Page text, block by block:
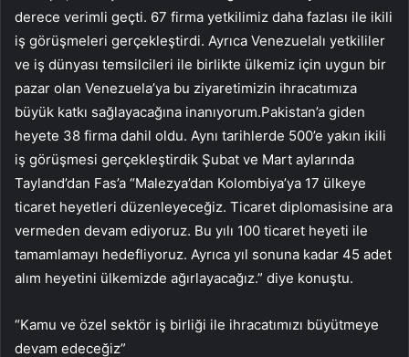
derece verimli geçti. 67 firma yetkilimiz daha fazlası ile ikili
iş görüşmeleri gerçekleştirdi. Ayrıca Venezuelalı yetkililer
ve iş dünyası temsilcileri ile birlikte ülkemiz için uygun bir
pazar olan Venezuela’ya bu ziyaretimizin ihracatımıza
büyük katkı sağlayacağına inanıyorum.Pakistan’a giden
heyete 38 firma dahil oldu. Aynı tarihlerde 500’e yakın ikili
iş görüşmesi gerçekleştirdik Şubat ve Mart aylarında
Tayland’dan Fas’a “Malezya’dan Kolombiya’ya 17 ülkeye
ticaret heyetleri düzenleyeceğiz. Ticaret diplomasisine ara
vermeden devam ediyoruz. Bu yılı 100 ticaret heyeti ile
tamamlamayı hedefliyoruz. Ayrıca yıl sonuna kadar 45 adet
alım heyetini ülkemizde ağırlayacağız.” diye konuştu.
“Kamu ve özel sektör iş birliği ile ihracatımızı büyütmeye
devam edeceğiz”